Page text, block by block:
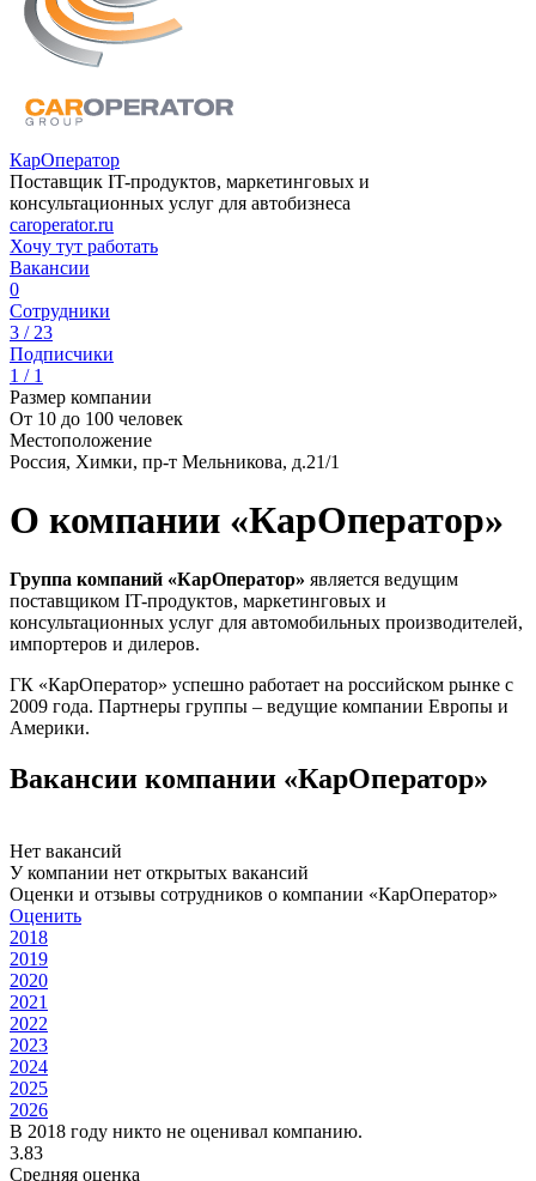
КарОператор
Поставщик IT-продуктов, маркетинговых и
консультационных услуг для автобизнеса
caroperator.ru
Хочу тут работать
Вакансии
0
Сотрудники
3 / 23
Подписчики
1 / 1
Размер компании
От 10 до 100 человек
Местоположение
Россия, Химки, пр-т Мельникова, д.21/1
О компании «КарОператор»
Группа компаний «КарОператор» является ведущим
поставщиком IT-продуктов, маркетинговых и
консультационных услуг для автомобильных производителей,
импортеров и дилеров.
ГК «КарОператор» успешно работает на российском рынке с
2009 года. Партнеры группы – ведущие компании Европы и
Америки.
Вакансии компании «КарОператор»
Нет вакансий
У компании нет открытых вакансий
Оценки и отзывы сотрудников о компании «КарОператор»
Оценить
2018
2019
2020
2021
2022
2023
2024
2025
2026
В 2018 году никто не оценивал компанию.
3.83
Средняя оценка